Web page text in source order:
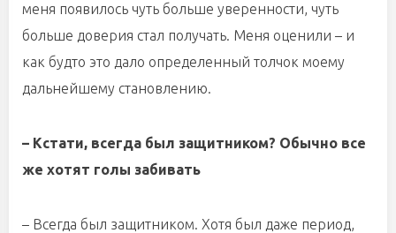
меня появилось чуть больше уверенности, чуть
больше доверия стал получать. Меня оценили – и
как будто это дало определенный толчок моему
дальнейшему становлению.
– Кстати, всегда был защитником? Обычно все
же хотят голы забивать
– Всегда был защитником. Хотя был даже период,